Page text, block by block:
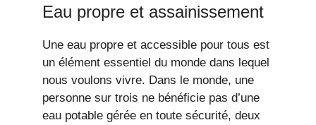
Eau propre et assainissement
Une eau propre et accessible pour tous est
un élément essentiel du monde dans lequel
nous voulons vivre. Dans le monde, une
personne sur trois ne bénéficie pas d’une
eau potable gérée en toute sécurité, deux